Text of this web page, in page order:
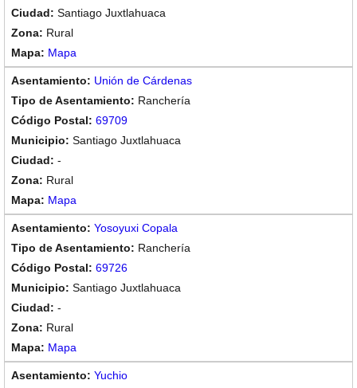
Santiago Juxtlahuaca
Rural
Mapa
Unión de Cárdenas
Ranchería
69709
Santiago Juxtlahuaca
-
Rural
Mapa
Yosoyuxi Copala
Ranchería
69726
Santiago Juxtlahuaca
-
Rural
Mapa
Yuchio